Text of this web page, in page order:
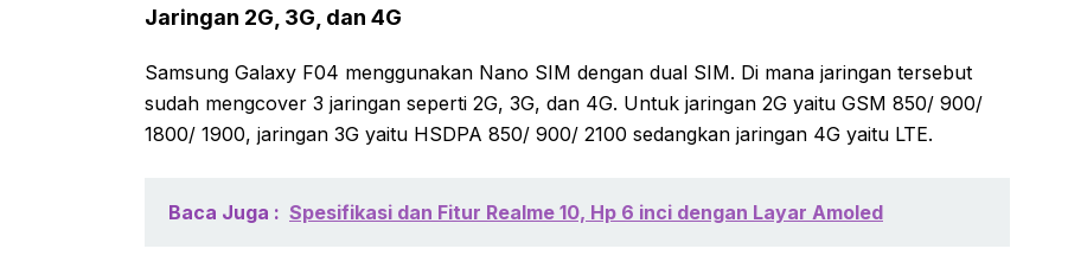
Jaringan 2G, 3G, dan 4G
Samsung Galaxy F04 menggunakan Nano SIM dengan dual SIM. Di mana jaringan tersebut
sudah mengcover 3 jaringan seperti 2G, 3G, dan 4G. Untuk jaringan 2G yaitu GSM 850/ 900/
1800/ 1900, jaringan 3G yaitu HSDPA 850/ 900/ 2100 sedangkan jaringan 4G yaitu LTE.
Baca Juga : Spesifikasi dan Fitur Realme 10, Hp 6 inci dengan Layar Amoled